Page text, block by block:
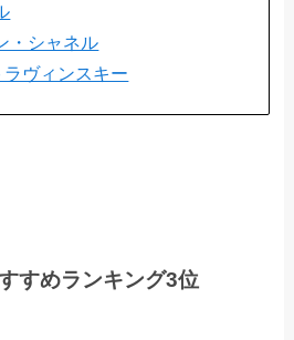
・シャネル
ヴィンスキー
すめランキング3位